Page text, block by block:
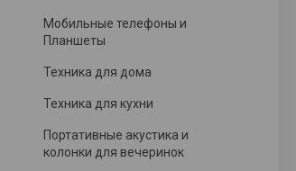
Мобильные телефоны и
Планшеты
Техника для дома
Техника для кухни
Портативные акустика и
колонки для вечеринок